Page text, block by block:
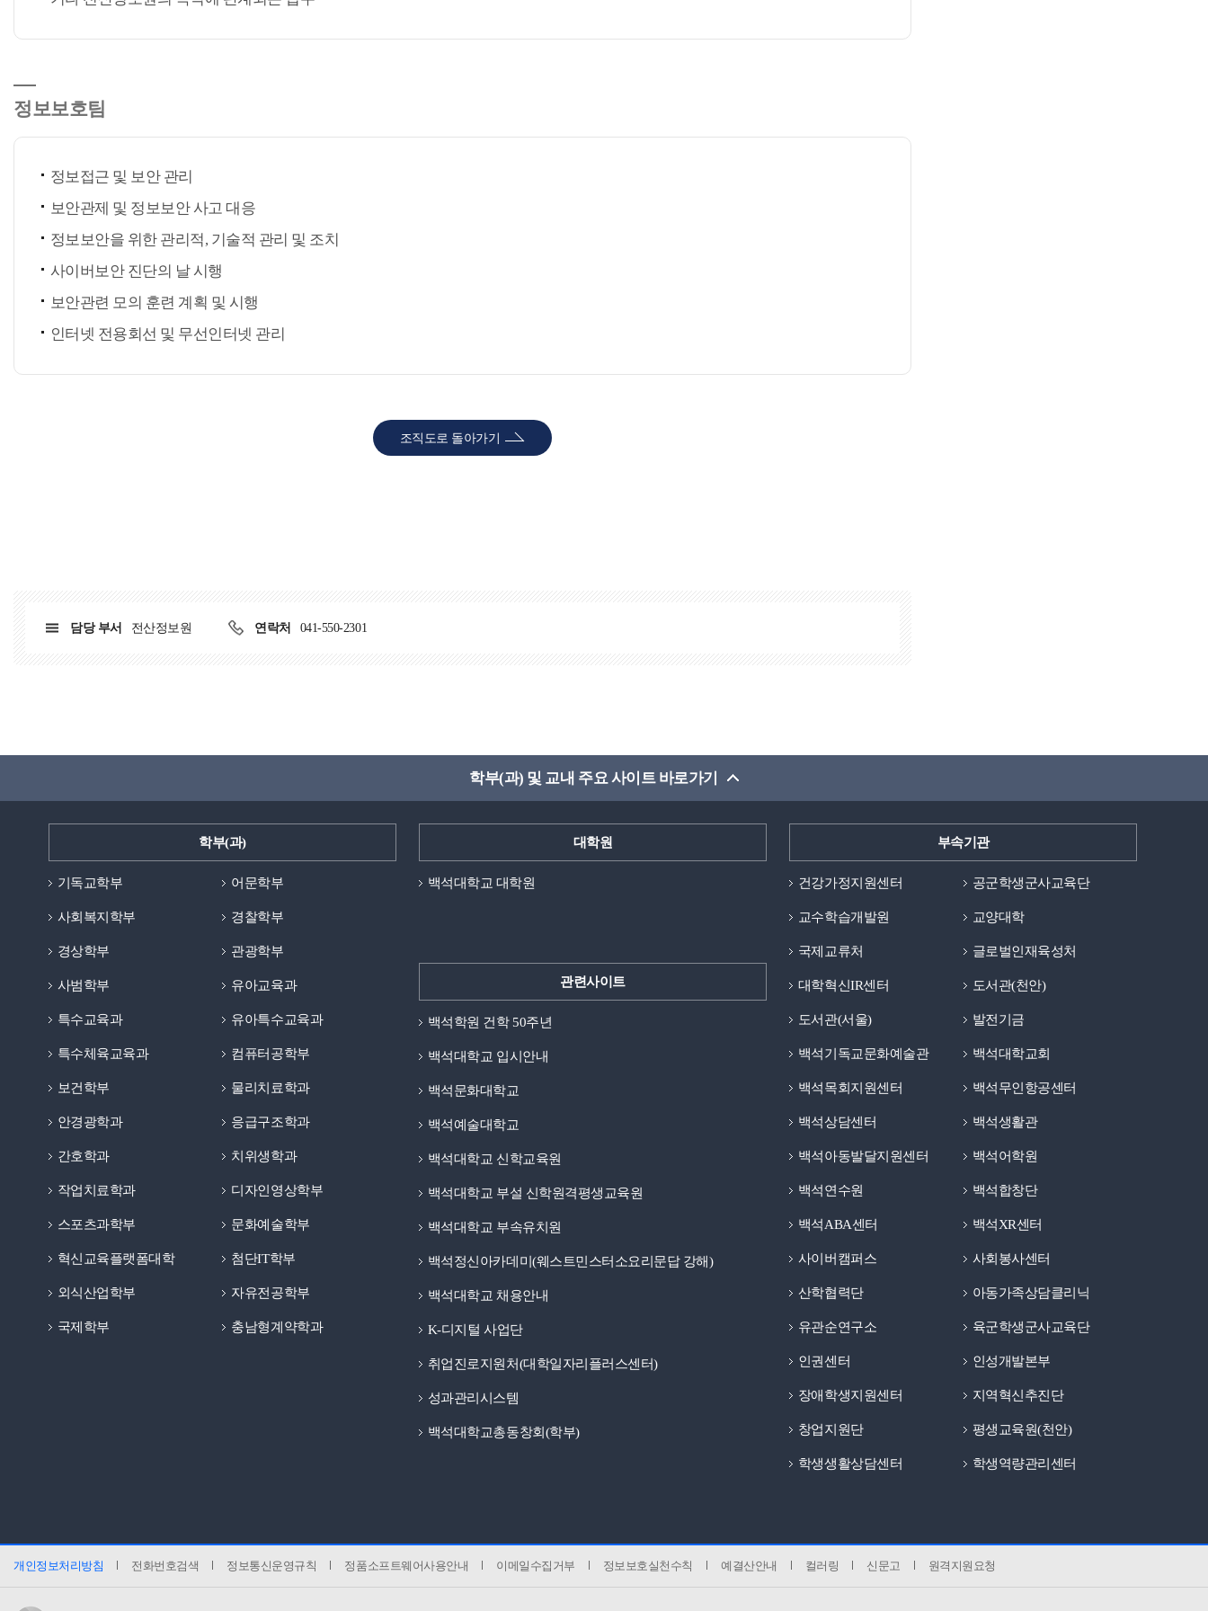
정보보호팀
정보접근 및 보안 관리
보안관제 및 정보보안 사고 대응
정보보안을 위한 관리적, 기술적 관리 및 조치
사이버보안 진단의 날 시행
보안관련 모의 훈련 계획 및 시행
인터넷 전용회선 및 무선인터넷 관리
조직도로 돌아가기
담당 부서 전산정보원 연락처 041-550-2301
학부(과) 및 교내 주요 사이트 바로가기
학부(과)
기독교학부 어문학부
사회복지학부 경찰학부
경상학부 관광학부
사범학부 유아교육과
특수교육과 유아특수교육과
특수체육교육과 컴퓨터공학부
보건학부 물리치료학과
안경광학과 응급구조학과
간호학과 치위생학과
작업치료학과 디자인영상학부
스포츠과학부 문화예술학부
혁신교육플랫폼대학 첨단IT학부
외식산업학부 자유전공학부
국제학부 충남형계약학과
대학원
백석대학교 대학원
관련사이트
백석학원 건학 50주년
백석대학교 입시안내
백석문화대학교
백석예술대학교
백석대학교 신학교육원
백석대학교 부설 신학원격평생교육원
백석대학교 부속유치원
백석정신아카데미(웨스트민스터소요리문답 강해)
백석대학교 채용안내
K-디지털 사업단
취업진로지원처(대학일자리플러스센터)
성과관리시스템
백석대학교총동창회(학부)
부속기관
건강가정지원센터 공군학생군사교육단
교수학습개발원 교양대학
국제교류처 글로벌인재육성처
대학혁신IR센터 도서관(천안)
도서관(서울) 발전기금
백석기독교문화예술관 백석대학교회
백석목회지원센터 백석무인항공센터
백석상담센터 백석생활관
백석아동발달지원센터 백석어학원
백석연수원 백석합창단
백석ABA센터 백석XR센터
사이버캠퍼스 사회봉사센터
산학협력단 아동가족상담클리닉
유관순연구소 육군학생군사교육단
인권센터 인성개발본부
장애학생지원센터 지역혁신추진단
창업지원단 평생교육원(천안)
학생생활상담센터 학생역량관리센터
개인정보처리방침 전화번호검색 정보통신운영규칙 정품소프트웨어사용안내 이메일수집거부 정보보호실천수칙 예결산안내 컬러링 신문고 원격지원요청